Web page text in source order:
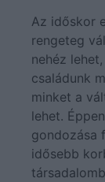
Az időskor
rengeteg
nehéz
családunk
minket a
lehet.
gondozása
idősebb